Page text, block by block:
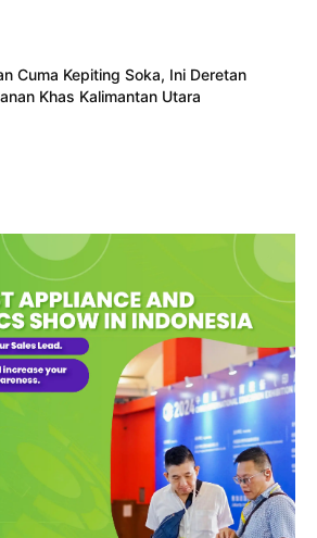
Cuma Kepiting Soka, Ini Deretan
Khas Kalimantan Utara